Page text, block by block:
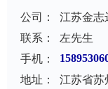
公司：
江苏金志
联系：
左先生
手机：
地址：
江苏省苏